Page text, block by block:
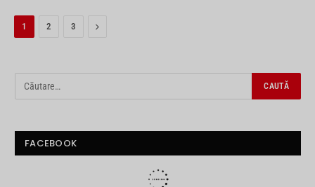
1 2 3 Next
FACEBOOK